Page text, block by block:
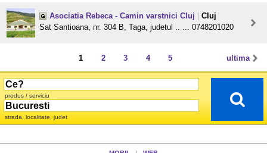
Asociatia Rebeca - Camin varstnici Cluj
Cluj
Sat Santioana, nr. 304 B, Taga, judetul .. ... 0748201020
ultima
1 2 3 4 5
produs / serviciu
strada, localitate, judet